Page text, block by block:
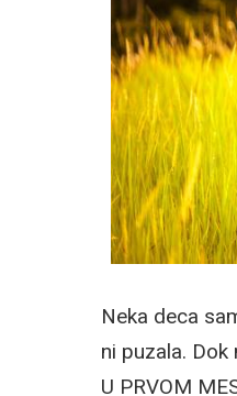
Neka deca
ni puzala.
U PRVOM